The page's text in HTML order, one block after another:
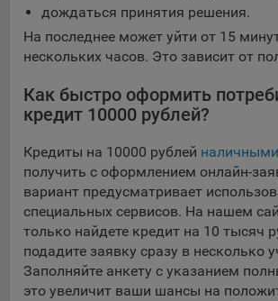
дождаться принятия решения.
На последнее может уйти от 15
нескольких часов. Это зависит от
Как быстро оформить
кредит 10000 рублей?
Кредиты на 10000 рублей наличными
получить с оформлением онлайн-
вариант предусматривает
специальных сервисов. На нашем
только найдете кредит на 10 тысяч
подадите заявку сразу в несколько
Заполняйте анкету с указанием
это увеличит ваши шансы на